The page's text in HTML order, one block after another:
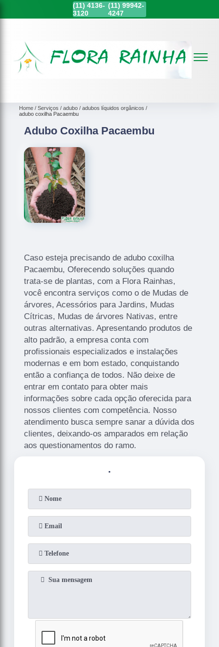
(11) 4136-
3120
(11)99942-
4247
Home Serviços adubo
adubos líquidos orgânicos
adubo coxilha Pacaembu
Adubo Coxilha Pacaembu
Caso esteja precisando de adubo coxilha
Pacaembu, Oferecendo soluções quando
trata-se de plantas, com a Flora Rainhas,
você encontra serviços como o de Mudas de
árvores, Acessórios para Jardins, Mudas
Cítricas, Mudas de árvores Nativas, entre
outras alternativas. Apresentando produtos de
alto padrão, a empresa conta com
profissionais especializados e instalações
modernas e em bom estado, conquistando
então a confiança de todos. Não deixe de
entrar em contato para obter mais
informações sobre cada opção oferecida para
nossos clientes com competência. Nosso
atendimento busca sempre sanar a dúvida dos
clientes, deixando-os amparados em relação
aos questionamentos do ramo.
.